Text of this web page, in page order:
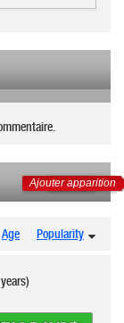
Ajouter apparition
Age Popularity